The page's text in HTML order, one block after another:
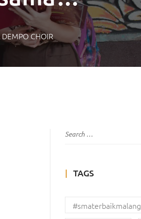
CHOIR
TAGS
#smaterbaikmalang